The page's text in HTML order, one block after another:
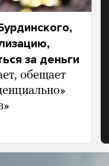
за деньги
обещает